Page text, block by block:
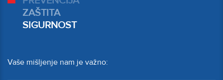
ZAŠTITA
SIGURNOST
Vaše mišljenje nam je važno: